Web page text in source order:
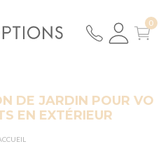
DE JARDIN POUR VO
EN EXTÉRIEUR